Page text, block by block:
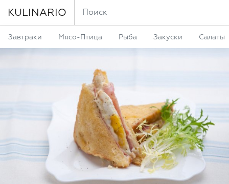
KULINARIO
Завтраки Мясо-Птица Рыба Закуски Салаты